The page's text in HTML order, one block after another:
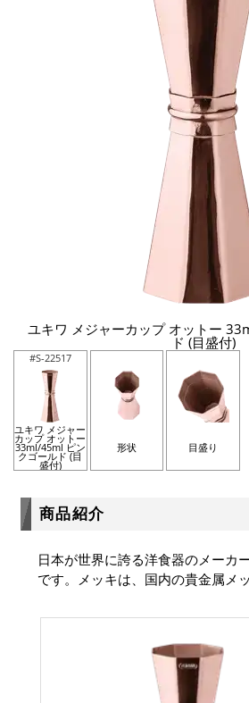
ユキワ メジャーカップ オットー
ド (目盛付)
#S-22517
ユキワ メジャー
カップ オットー
33ml/45ml ピン
クゴールド (目
盛付)
形状 目盛り
商品紹介
日本が世界に誇る洋食器のメーカ
です。メッキは、国内の貴金属メ